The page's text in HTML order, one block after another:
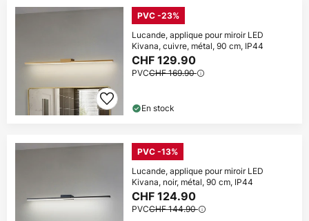
PVC -23%
Lucande, applique pour miroir LED
Kivana, cuivre, métal, 90 cm, IP44
CHF 129.90
PVCCHF 169.90
En stock
PVC -13%
Lucande, applique pour miroir LED
Kivana, noir, métal, 90 cm, IP44
CHF 124.90
PVCCHF 144.90